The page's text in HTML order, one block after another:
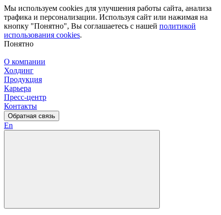
Мы используем cookies для улучшения работы сайта, анализа
трафика и персонализации. Используя сайт или нажимая на
кнопку "Понятно", Вы соглашаетесь с нашей политикой
использования cookies.
Понятно
О компании
Холдинг
Продукция
Карьера
Пресс-центр
Контакты
Обратная связь
En